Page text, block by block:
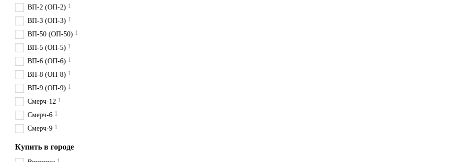
ВП-2 (ОП-2) 1
ВП-3 (ОП-3) 1
ВП-50 (ОП-50) 1
ВП-5 (ОП-5) 1
ВП-6 (ОП-6) 1
ВП-8 (ОП-8) 1
ВП-9 (ОП-9) 1
Смерч-12 1
Смерч-6 1
Смерч-9 1
Купить в городе